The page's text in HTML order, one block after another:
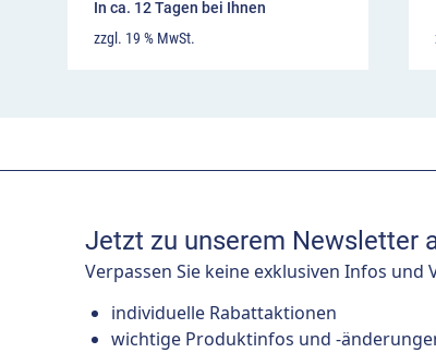
In ca. 12 Tagen bei Ihnen
zzgl. 19 % MwSt.
Jetzt zu unserem Newsletter
Verpassen Sie keine exklusiven Infos und
individuelle Rabattaktionen
wichtige Produktinfos und -